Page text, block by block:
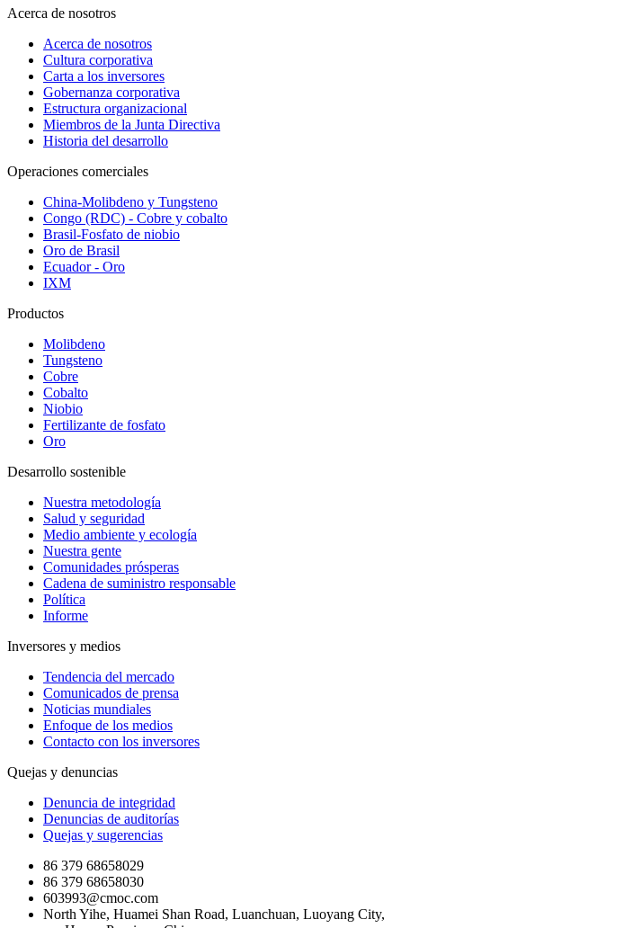
Acerca de nosotros
Acerca de nosotros
Cultura corporativa
Carta a los inversores
Gobernanza corporativa
Estructura organizacional
Miembros de la Junta Directiva
Historia del desarrollo
Operaciones comerciales
China-Molibdeno y Tungsteno
Congo (RDC) - Cobre y cobalto
Brasil-Fosfato de niobio
Oro de Brasil
Ecuador - Oro
IXM
Productos
Molibdeno
Tungsteno
Cobre
Cobalto
Niobio
Fertilizante de fosfato
Oro
Desarrollo sostenible
Nuestra metodología
Salud y seguridad
Medio ambiente y ecología
Nuestra gente
Comunidades prósperas
Cadena de suministro responsable
Política
Informe
Inversores y medios
Tendencia del mercado
Comunicados de prensa
Noticias mundiales
Enfoque de los medios
Contacto con los inversores
Quejas y denuncias
Denuncia de integridad
Denuncias de auditorías
Quejas y sugerencias
86 379 68658029
86 379 68658030
603993@cmoc.com
North Yihe, Huamei Shan Road, Luanchuan, Luoyang City,